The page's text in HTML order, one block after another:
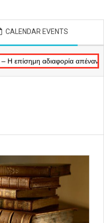
CALENDAR EVENTS
απέναντι στις